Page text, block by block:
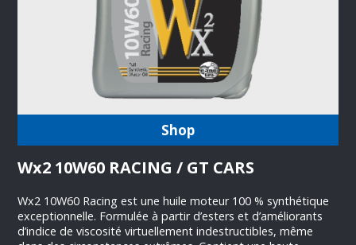
Shop
Wx2 10W60 RACING / GT CARS
Wx2 10W60 Racing est une huile moteur 100 % synthétique
exceptionnelle. Formulée à partir d’esters et d’améliorants
d’indice de viscosité virtuellement indestructibles, même